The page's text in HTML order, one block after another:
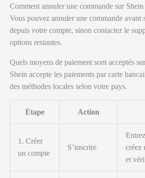
Comment annuler une commande sur Shein
Vous pouvez annuler une commande avant
depuis votre compte, sinon contactez le
options restantes.
Quels moyens de paiement sont acceptés
Shein accepte les paiements par carte
des méthodes locales selon votre pays.
Étape Action
1. Créer
un compte
S’inscrire
créez
et